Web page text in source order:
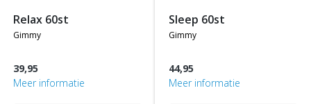
relax 60st
gimmy
39,95
Meer informatie
sleep 60st
gimmy
44,95
Meer informatie